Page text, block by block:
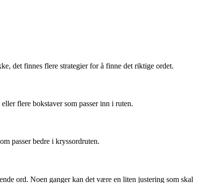
det finnes flere strategier for å finne det riktige ordet.
flere bokstaver som passer inn i ruten.
passer bedre i kryssordruten.
ord. Noen ganger kan det være en liten justering som skal